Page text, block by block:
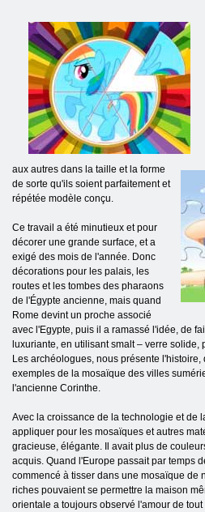
aux autres dans la taille et la forme
de sorte qu'ils soient parfaitement et
répétée modèle conçu.
Ce travail a été minutieux et pour
décorer une grande surface, et a
exigé des mois de l'année. Donc
décorations pour les palais, les
routes et les tombes des pharaons
de l'Égypte ancienne, mais quand
Rome devint un proche associé
avec l'Egypte, puis il a ramassé l'idée, de
luxuriante, en utilisant smalt – verre solide,
Les archéologues, nous présente
exemples de la mosaïque des villes
l'ancienne Corinthe.
Avec la croissance de la technologie et de
appliquer pour les mosaïques et autres
gracieuse, élégante. Il avait plus de
acquis. Quand l'Europe passait par temps
commencé à tisser dans une mosaïque de
riches pouvaient se permettre la maison
orientale a toujours observé l'amour de